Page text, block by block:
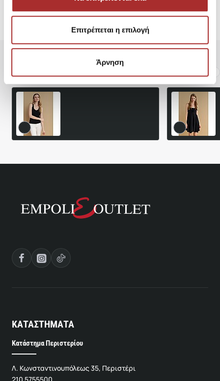
Επιτρέπεται η επιλογή
Άρνηση
Εμφάνιση 1 έως 9 από 9 (1 Σελ.)
Δημοφιλή Προϊόντα
ΚΑΤΑΣΤΗΜΑΤΑ
Κατάστημα Περιστερίου
Λ. Κωνσταντινουπόλεως 35, Περιστέρι
210 5755500